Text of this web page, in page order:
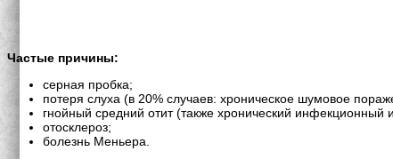
Частые причины:
серная пробка;
потеря слуха (в 20% случаев: хроническое шумовое
гнойный средний отит (также хронический инфекционный
отосклероз;
болезнь Меньера.